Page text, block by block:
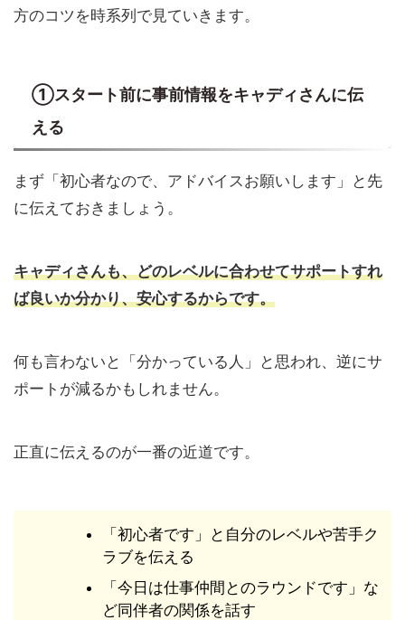
方のコツを時系列で見ていきます。
①スタート前に事前情報をキャディさんに伝
える
まず「初心者なので、アドバイスお願いします」と先
に伝えておきましょう。
キャディさんも、どのレベルに合わせてサポートすれ
ば良いか分かり、安心するからです。
何も言わないと「分かっている人」と思われ、逆にサ
ポートが減るかもしれません。
正直に伝えるのが一番の近道です。
「初心者です」と自分のレベルや苦手ク
ラブを伝える
「今日は仕事仲間とのラウンドです」な
ど同伴者の関係を話す